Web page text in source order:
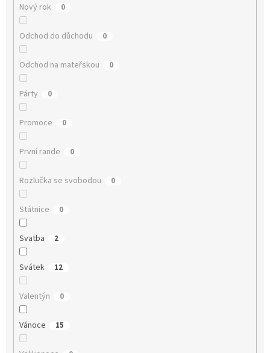
Nový rok 0
Odchod do důchodu 0
Odchod na mateřskou 0
Párty 0
Promoce 0
První rande 0
Rozlučka se svobodou 0
Státnice 0
Svatba 2
Svátek 12
Valentýn 0
Vánoce 15